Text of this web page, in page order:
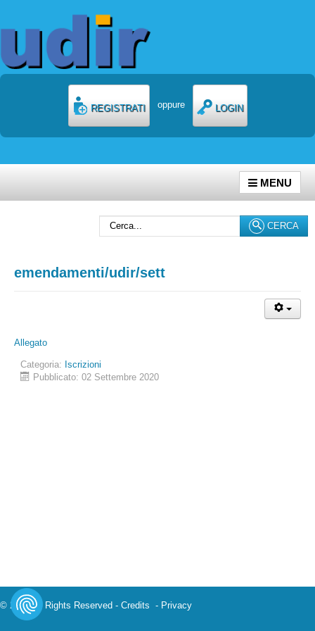
REGISTRATI oppure LOGIN
MENU
CERCA
emendamenti/udir/sett
Allegato
Categoria: Iscrizioni
Pubblicato: 02 Settembre 2020
© 2023 All Rights Reserved - Credits - Privacy